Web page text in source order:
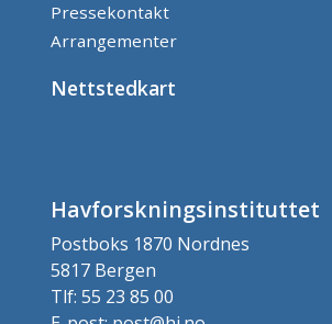
Pressekontakt
Arrangementer
Nettstedkart
Havforskningsinstituttet
Postboks 1870 Nordnes
5817 Bergen
Tlf: 55 23 85 00